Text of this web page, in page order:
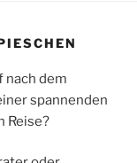
nach dem
spannenden
Reise?